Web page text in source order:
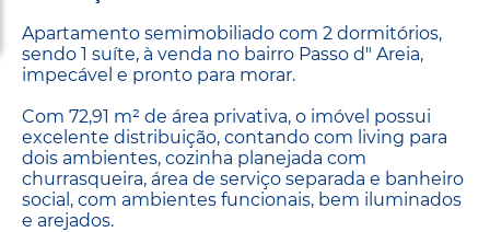
Apartamento semimobiliado com 2 dormitórios,
sendo 1 suíte, à venda no bairro Passo d" Areia,
impecável e pronto para morar.
Com 72,91 m² de área privativa, o imóvel possui
excelente distribuição, contando com living para
dois ambientes, cozinha planejada com
churrasqueira, área de serviço separada e banheiro
social, com ambientes funcionais, bem iluminados
e arejados.